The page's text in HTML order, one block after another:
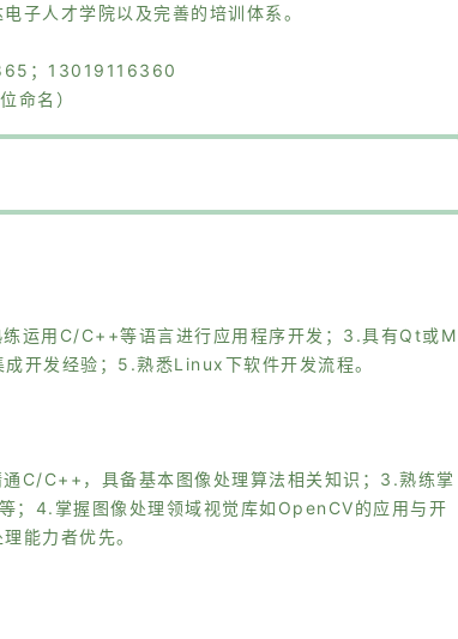
子人才学院以及完善的培训体系。
；13019116360
命名）
运用C/C++等语言进行应用程序开发；3.具有Qt或M
开发经验；5.熟悉Linux下软件开发流程。
C/C++，具备基本图像处理算法相关知识；3.熟练掌
4.掌握图像处理领域视觉库如OpenCV的应用与开
能力者优先。